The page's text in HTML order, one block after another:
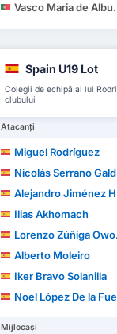
Vasco Maria de Albuquerque Botelho da Costa
Spain U19 Lot
Colegii de echipă ai lui
clubului
Atacanți
Miguel Rodríguez
Nicolás Serrano Galdeano
Alejandro Jiménez Hernández
Ilias Akhomach
Lorenzo Zúñiga Owono
Alberto Moleiro
Iker Bravo Solanilla
Noel López De la Fuente
Mijlocași